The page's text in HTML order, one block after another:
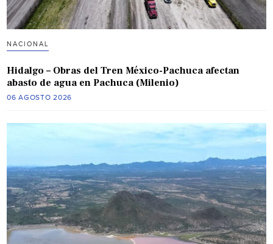
NACIONAL
Hidalgo – Obras del Tren México-Pachuca afectan
abasto de agua en Pachuca (Milenio)
06 AGOSTO 2026